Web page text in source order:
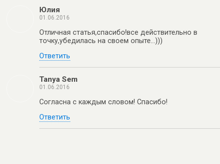
Юлия
01.06.2016
Отличная статья,спасибо!все действительно в
точку,убедилась на своем опыте…)))
Ответить
Tanya Sem
01.06.2016
Согласна с каждым словом! Спасибо!
Ответить